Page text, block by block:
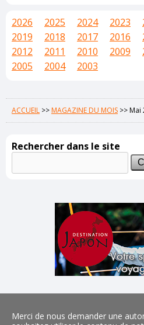
2026 2025 2024 2023
2019
2018 2017 2016
2012
2011 2010 2009
2005
2004 2003
ACCUEIL >>MAGAZINE DU MOIS >>Mai
Rechercher dans le site
Merci de nous demander une